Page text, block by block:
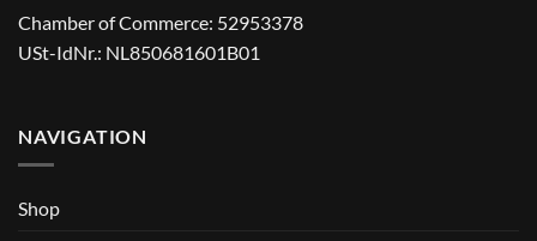
Chamber of Commerce: 52953378
USt-IdNr.: NL850681601B01
NAVIGATION
Shop